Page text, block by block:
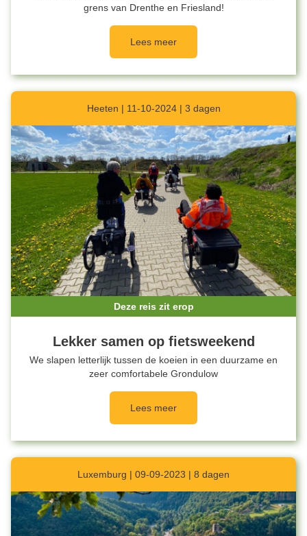
grens van Drenthe en Friesland!
Lees meer
Heeten | 11-10-2024 | 3 dagen
Deze reis zit erop
Lekker samen op fietsweekend
We slapen letterlijk tussen de koeien in een duurzame en
zeer comfortabele Grondulow
Lees meer
Luxemburg | 09-09-2023 | 8 dagen